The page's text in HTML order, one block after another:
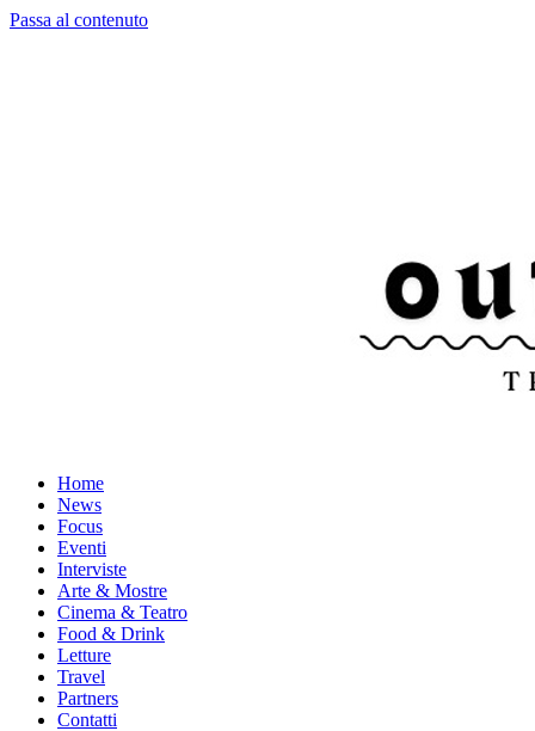
Passa al contenuto
Home
News
Focus
Eventi
Interviste
Arte & Mostre
Cinema & Teatro
Food & Drink
Letture
Travel
Partners
Contatti